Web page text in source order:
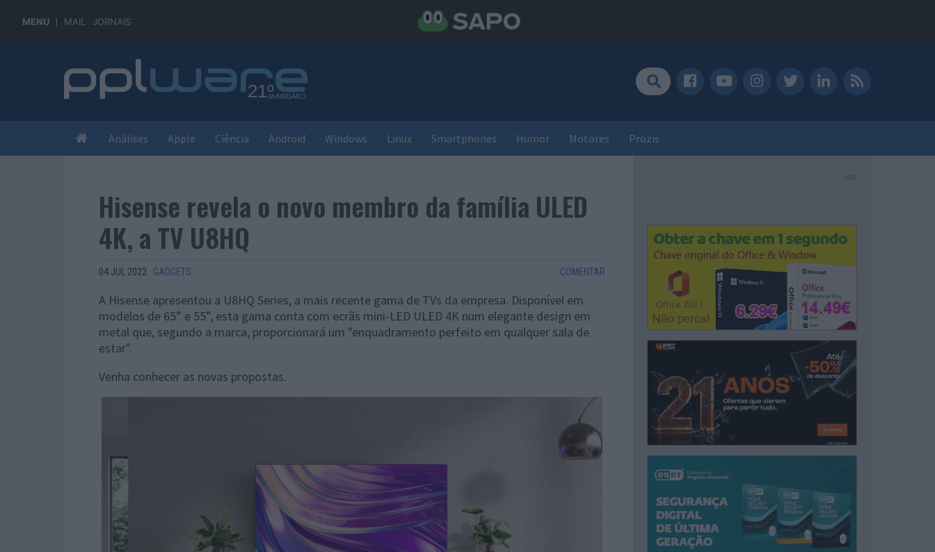
MENU MAIL JORNAIS
Análises Apple Ciência Android Windows Linux Smartphones Humor Motores Prozis
Hisense revela o novo membro da família ULED
4K, a TV U8HQ
04 JUL 2022 · GADGETS COMENTAR
A Hisense apresentou a U8HQ Series, a mais recente gama de TVs da empresa. Disponível em
modelos de 65” e 55”, esta gama conta com ecrãs mini-LED ULED 4K num elegante design em
metal que, segundo a marca, proporcionará um "enquadramento perfeito em qualquer sala de
estar".
Venha conhecer as novas propostas.
PUB